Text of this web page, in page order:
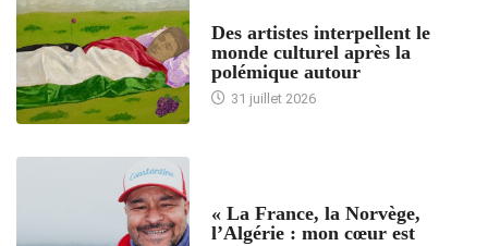
Des artistes interpellent le
monde culturel après la
polémique autour
31 juillet 2026
« La France, la Norvège,
l’Algérie : mon cœur est